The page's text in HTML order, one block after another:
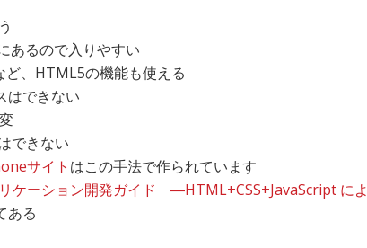
あるので入りやすい
ど、HTML5の機能も使える
はできない
できない
サイト はこの手法で作られています
ケーション開発ガイド ―HTML+CSS+JavaScript によ
ある